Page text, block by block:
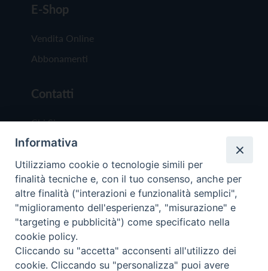
E-Shop
Vendita Online
Abbonamenti
Contatti
Chi Siamo
Redazione
Scrivici
Copyright © 2019 - Tutti i diritti riservati - Vita
Trentina Editrice
Informativa
Utilizziamo cookie o tecnologie simili per
finalità tecniche e, con il tuo consenso, anche per
altre finalità ("interazioni e funzionalità semplici",
"miglioramento dell'esperienza", "misurazione" e
"targeting e pubblicità") come specificato nella
cookie policy.
Cliccando su "accetta" acconsenti all'utilizzo dei
cookie. Cliccando su "personalizza" puoi avere